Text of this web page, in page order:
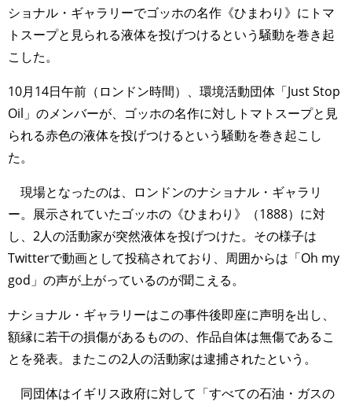
ショナル・ギャラリーでゴッホの名作《ひまわり》にトマ
トスープと見られる液体を投げつけるという騒動を巻き起
こした。
10月14日午前（ロンドン時間）、環境活動団体「Just Stop
Oil」のメンバーが、ゴッホの名作に対しトマトスープと見
られる赤色の液体を投げつけるという騒動を巻き起こし
た。
現場となったのは、ロンドンのナショナル・ギャラリ
ー。展示されていたゴッホの《ひまわり》（1888）に対
し、2人の活動家が突然液体を投げつけた。その様子は
Twitterで動画として投稿されており、周囲からは「Oh my
god」の声が上がっているのが聞こえる。
ナショナル・ギャラリーはこの事件後即座に声明を出し、
額縁に若干の損傷があるものの、作品自体は無傷であるこ
とを発表。またこの2人の活動家は逮捕されたという。
同団体はイギリス政府に対して「すべての石油・ガスの